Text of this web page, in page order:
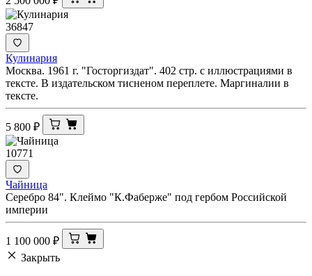
36847
Кулинария
Москва. 1961 г. "Госторгиздат". 402 стр. с иллюстрациями в
тексте. В издательском тисненом переплете. Маргиналии в
тексте.
5 800 ₽
10771
Чайница
Серебро 84". Клеймо "К.Фаберже" под гербом Российской
империи
1 100 000 ₽
Закрыть